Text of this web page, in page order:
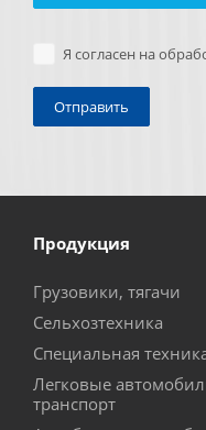
Я согласен на
Продукция
Грузовики, тягачи
Сельхозтехника
Специальная
Легковые
транспорт